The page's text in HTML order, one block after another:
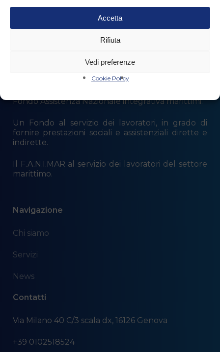
Accetta
Rifiuta
Vedi preferenze
Cookie Policy
Fondo Assistenza Nazionale integrativa marittimi.
Un Fondo al servizio dei lavoratori, in grado di
fornire prestazioni sociali e assistenziali dirette e
indirette.
Il F.A.N.I.MAR al servizio dei lavoratori del settore
marittimo.
Navigazione
Chi siamo
Servizi
News
Contatti
Via Milano 40 C/3 scala dx, 16126 Genova
+39 0102518524